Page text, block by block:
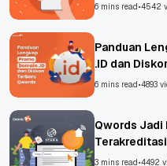
6 mins read•4542
Panduan
.ID dan
6 mins read•4893
Qwords Jadi
Untungnya?
3 mins read•4492